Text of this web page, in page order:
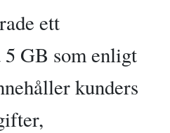
ett
GB som enligt
kunders